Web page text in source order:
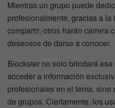
Mientras un grupo puede
profesionalmente, gracias a
compartir, otros harán carrera
deseosos de darse a conocer.
Blockster no solo brindará
acceder a información
profesionales en el tema, sino
de grupos. Ciertamente, los